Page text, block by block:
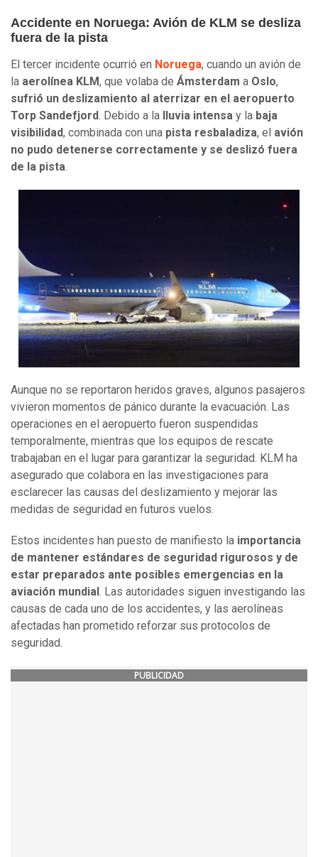
Accidente en Noruega: Avión de KLM se desliza
fuera de la pista
El tercer incidente ocurrió en Noruega, cuando un avión de
la aerolínea KLM, que volaba de Ámsterdam a Oslo,
sufrió un deslizamiento al aterrizar en el aeropuerto
Torp Sandefjord. Debido a la lluvia intensa y la baja
visibilidad, combinada con una pista resbaladiza, el avión
no pudo detenerse correctamente y se deslizó fuera
de la pista.
Aunque no se reportaron heridos graves, algunos pasajeros
vivieron momentos de pánico durante la evacuación. Las
operaciones en el aeropuerto fueron suspendidas
temporalmente, mientras que los equipos de rescate
trabajaban en el lugar para garantizar la seguridad. KLM ha
asegurado que colabora en las investigaciones para
esclarecer las causas del deslizamiento y mejorar las
medidas de seguridad en futuros vuelos.
Estos incidentes han puesto de manifiesto la importancia
de mantener estándares de seguridad rigurosos y de
estar preparados ante posibles emergencias en la
aviación mundial . Las autoridades siguen investigando las
causas de cada uno de los accidentes, y las aerolíneas
afectadas han prometido reforzar sus protocolos de
seguridad.
PUBLICIDAD